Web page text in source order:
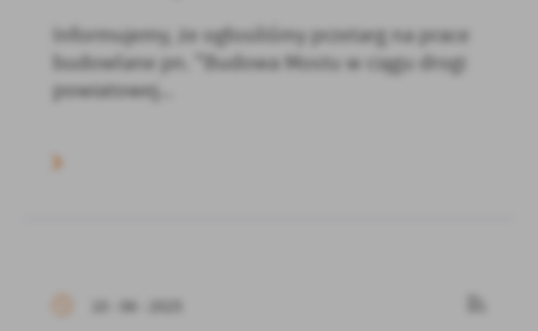
Informujemy, że ogłosiliśmy przetarg na prace
budowlane pn. "Budowa Mostu w ciągu drogi
powiatowej...